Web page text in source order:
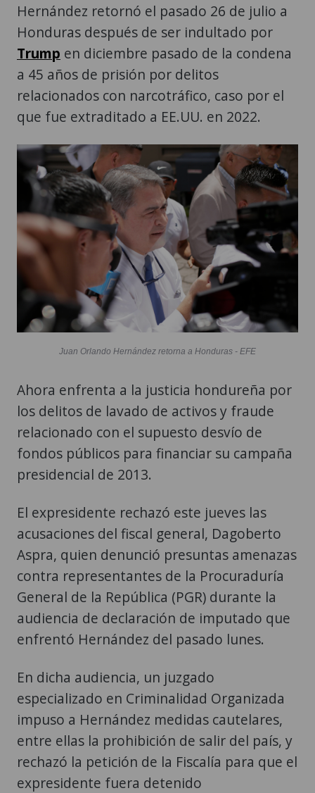
Hernández retornó el pasado 26 de julio a
Honduras después de ser indultado por
Trump en diciembre pasado de la condena
a 45 años de prisión por delitos
relacionados con narcotráfico, caso por el
que fue extraditado a EE.UU. en 2022.
Juan Orlando Hernández retorna a Honduras - EFE
Ahora enfrenta a la justicia hondureña por
los delitos de lavado de activos y fraude
relacionado con el supuesto desvío de
fondos públicos para financiar su campaña
presidencial de 2013.
El expresidente rechazó este jueves las
acusaciones del fiscal general, Dagoberto
Aspra, quien denunció presuntas amenazas
contra representantes de la Procuraduría
General de la República (PGR) durante la
audiencia de declaración de imputado que
enfrentó Hernández del pasado lunes.
En dicha audiencia, un juzgado
especializado en Criminalidad Organizada
impuso a Hernández medidas cautelares,
entre ellas la prohibición de salir del país, y
rechazó la petición de la Fiscalía para que el
expresidente fuera detenido